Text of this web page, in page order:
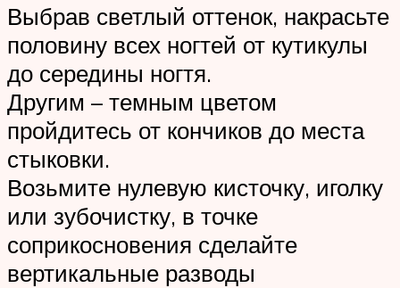
Выбрав светлый оттенок, накрасьте
половину всех ногтей от кутикулы
до середины ногтя.
Другим – темным цветом
пройдитесь от кончиков до места
стыковки.
Возьмите нулевую кисточку, иголку
или зубочистку, в точке
соприкосновения сделайте
вертикальные разводы